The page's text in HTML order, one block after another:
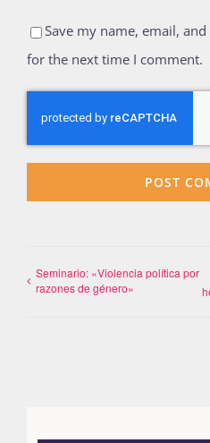
Save my name, email,
for the next time I comment.
Seminario: «Violencia política por
razones de género»